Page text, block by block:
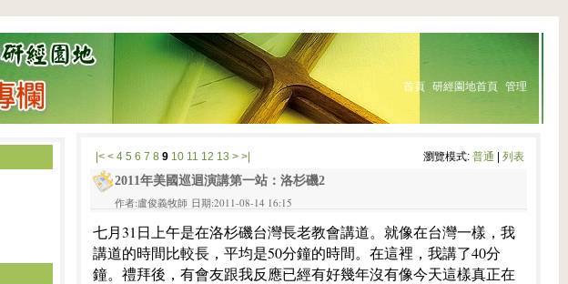
首頁 研經園地首頁 管理
|< < 4 5 6 7 8 9 10 11 12 13 > >| 瀏覽模式: 普通 列表
2011年美國巡迴演講第一站：洛杉磯2
作者:盧俊義牧師 日期:2011-08-14 16:15
七月31日上午是在洛杉磯台灣長老教會講道。就像在台灣一樣，我
講道的時間比較長，平均是50分鐘的時間。在這裡，我講了40分
鐘。禮拜後，有會友跟我反應已經有好幾年沒有像今天這樣真正在